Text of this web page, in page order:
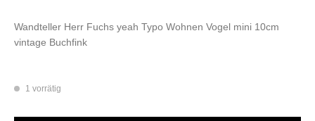
Wandteller Herr Fuchs yeah Typo Wohnen Vogel mini 10cm
vintage Buchfink
1 vorrätig